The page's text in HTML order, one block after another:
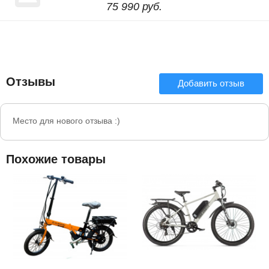
75 990 руб.
Отзывы Добавить отзыв
Место для нового отзыва :)
Похожие товары